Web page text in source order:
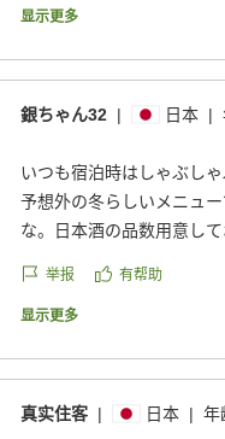
显示更多
銀ちゃん32 | 日本 |
いつも宿泊時はしゃぶし
予想外の冬らしいメニュ
な。日本酒の品数用意して
举报 有帮助
显示更多
真实住客 | 日本 | 年